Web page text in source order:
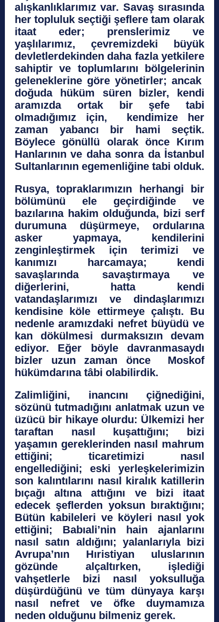
alışkanlıklarımız var. Savaş sırasında
her topluluk seçtiği şeflere tam olarak
itaat eder; prenslerimiz ve
yaşlılarımız, çevremizdeki büyük
devletlerdekinden daha fazla yetkilere
sahiptir ve toplumlarını bölgelerinin
geleneklerine göre yönetirler; ancak
doğuda hüküm süren bizler, kendi
aramızda ortak bir şefe tabi
olmadığımız için, kendimize her
zaman yabancı bir hami seçtik.
Böylece gönüllü olarak önce Kırım
Hanlarının ve daha sonra da İstanbul
Sultanlarının egemenliğine tabi olduk.
Rusya, topraklarımızın herhangi bir
bölümünü ele geçirdiğinde ve
bazılarına hakim olduğunda, bizi serf
durumuna düşürmeye, ordularına
asker yapmaya, kendilerini
zenginleştirmek için terimizi ve
kanımızı harcamaya; kendi
savaşlarında savaştırmaya ve
diğerlerini, hatta kendi
vatandaşlarımızı ve dindaşlarımızı
kendisine köle ettirmeye çalıştı. Bu
nedenle aramızdaki nefret büyüdü ve
kan dökülmesi durmaksızın devam
ediyor. Eğer böyle davranmasaydı
bizler uzun zaman önce Moskof
hükümdarına tâbi olabilirdik.
Zalimliğini, inancını çiğnediğini,
sözünü tutmadığını anlatmak uzun ve
üzücü bir hikaye olurdu: Ülkemizi her
taraftan nasıl kuşattığını; bizi
yaşamın gereklerinden nasıl mahrum
ettiğini; ticaretimizi nasıl
engellediğini; eski yerleşkelerimizin
son kalıntılarını nasıl kiralık katillerin
bıçağı altına attığını ve bizi itaat
edecek şeflerden yoksun bıraktığını;
Bütün kabileleri ve köyleri nasıl yok
ettiğini; Babıali’nin hain ajanlarını
nasıl satın aldığını; yalanlarıyla bizi
Avrupa’nın Hıristiyan uluslarının
gözünde alçaltırken, işlediği
vahşetlerle bizi nasıl yoksulluğa
düşürdüğünü ve tüm dünyaya karşı
nasıl nefret ve öfke duymamıza
neden olduğunu bilmeniz gerek.